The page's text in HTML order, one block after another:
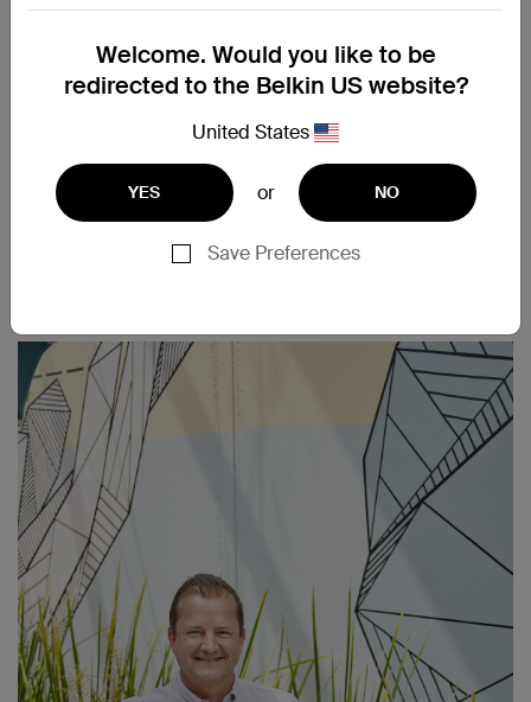
Belkin International CEO
Welcome. Would you like to be
redirected to the Belkin US website?
United States
YES or NO
Save Preferences